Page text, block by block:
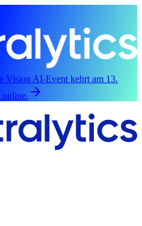
Vision AI-Event kehrt am 13.
online.